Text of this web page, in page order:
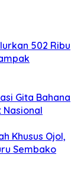
502 Ribu
Gita Bahana
Nasional
Khusus Ojol,
Sembako